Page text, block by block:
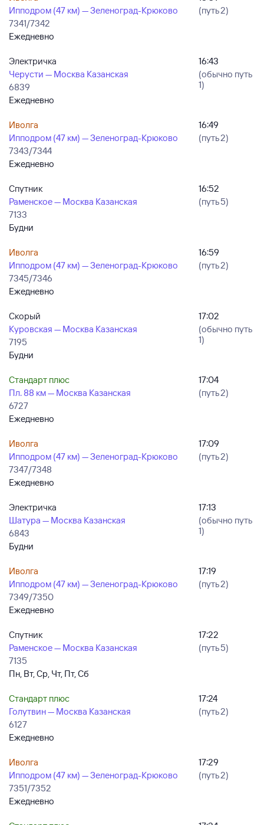
Ипподром (47 км) — Зеленоград-Крюково
7341/7342
Ежедневно
(путь 2)
Электричка
Черусти — Москва Казанская
6839
Ежедневно
16:43
(обычно путь
1)
Иволга
Ипподром (47 км) — Зеленоград-Крюково
7343/7344
Ежедневно
16:49
(путь 2)
Спутник
Раменское — Москва Казанская
7133
Будни
16:52
(путь 5)
Иволга
Ипподром (47 км) — Зеленоград-Крюково
7345/7346
Ежедневно
16:59
(путь 2)
Скорый
Куровская — Москва Казанская
7195
Будни
17:02
(обычно путь
1)
Стандарт плюс
Пл. 88 км — Москва Казанская
6727
Ежедневно
17:04
(путь 2)
Иволга
Ипподром (47 км) — Зеленоград-Крюково
7347/7348
Ежедневно
17:09
(путь 2)
Электричка
Шатура — Москва Казанская
6843
Будни
17:13
(обычно путь
1)
Иволга
Ипподром (47 км) — Зеленоград-Крюково
7349/7350
Ежедневно
17:19
(путь 2)
Спутник
Раменское — Москва Казанская
7135
Пн, Вт, Ср, Чт, Пт, Сб
17:22
(путь 5)
Стандарт плюс
Голутвин — Москва Казанская
6127
Ежедневно
17:24
(путь 2)
Иволга
Ипподром (47 км) — Зеленоград-Крюково
7351/7352
Ежедневно
17:29
(путь 2)